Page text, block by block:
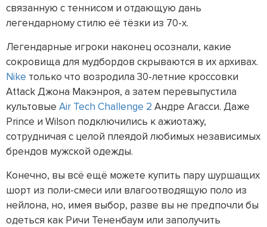
связанную с теннисом и отдающую дань
легендарному стилю её тёзки из 70-х.
Легендарные игроки наконец осознали, какие
сокровища для мудбордов скрываются в их архивах.
Nike только что возродила 30-летние кроссовки
Attack Джона Макэнроя, а затем перевыпустила
культовые Air Tech Challenge 2 Андре Агасси. Даже
Prince и Wilson подключились к ажиотажу,
сотрудничая с целой плеядой любимых независимых
брендов мужской одежды.
Конечно, вы всё ещё можете купить пару шуршащих
шорт из поли-смеси или влагоотводящую поло из
нейлона, но, имея выбор, разве вы не предпочли бы
одеться как Ричи Тененбаум или заполучить